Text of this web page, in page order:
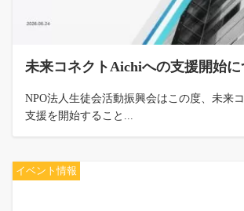
未来コネクトAichiへの支援開始に
NPO法人生徒会活動振興会はこの度、未来
支援を開始すること...
イベント情報